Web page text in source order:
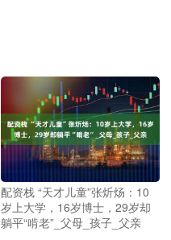
配资栈 “天才儿童”张炘炀：10
岁上大学，16岁博士，29岁却
躺平“啃老”_父母_孩子_父亲